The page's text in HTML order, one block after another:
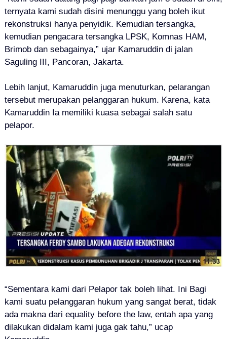
ternyata kami sudah disini menunggu yang boleh ikut
rekonstruksi hanya penyidik. Kemudian tersangka,
kemudian pengacara tersangka LPSK, Komnas HAM,
Brimob dan sebagainya,” ujar Kamaruddin di jalan
Saguling III, Pancoran, Jakarta.
Lebih lanjut, Kamaruddin juga menuturkan, pelarangan
tersebut merupakan pelanggaran hukum. Karena, kata
Kamaruddin Ia memiliki kuasa sebagai salah satu
pelapor.
“Sementara kami dari Pelapor tak boleh lihat. Ini Bagi
kami suatu pelanggaran hukum yang sangat berat, tidak
ada makna dari equality before the law, entah apa yang
dilakukan didalam kami juga gak tahu,” ucap